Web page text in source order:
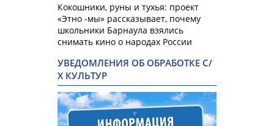
Кокошники, руны и тухья: проект
«Этно -мы» рассказывает, почему
школьники Барнаула взялись
снимать кино о народах России
УВЕДОМЛЕНИЯ ОБ ОБРАБОТКЕ С/
Х КУЛЬТУР